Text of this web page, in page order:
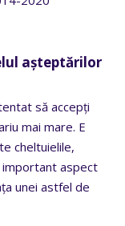
așteptărilor
să accepți
mai mare. E
cheltuielile,
important aspect
unei astfel de